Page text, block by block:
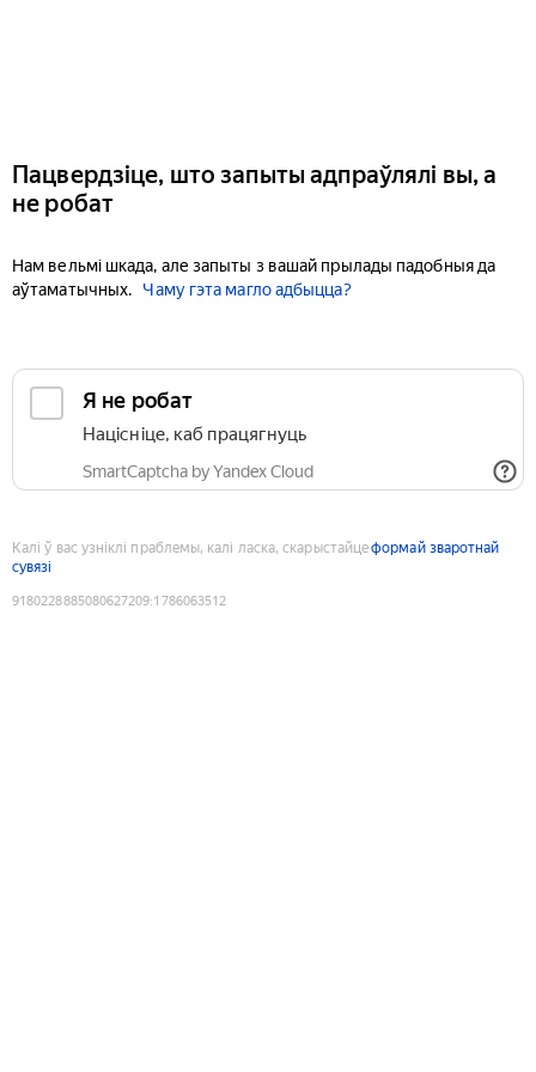
Пацвердзіце, што запыты адпраўлялі вы, а
не робат
Нам вельмі шкада, але запыты з вашай прылады падобныя да
аўтаматычных.
Чаму гэта магло адбыцца?
Я не робат
Націсніце, каб працягнуць
SmartCaptcha by Yandex Cloud
Калі ў вас узніклі праблемы, калі ласка, скарыстайцеформай зваротнай
сувязі
9180228885080627209:1786063512